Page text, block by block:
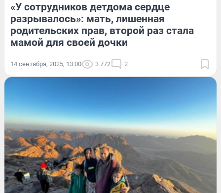
«У сотрудников детдома сердце
разрывалось»: мать, лишенная
родительских прав, второй раз стала
мамой для своей дочки
14 сентября, 2025, 13:00 3 772 2